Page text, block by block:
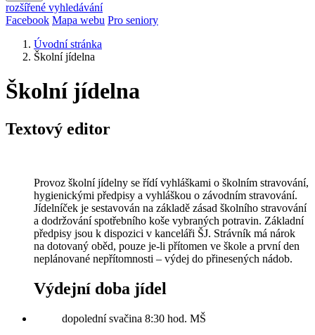
rozšířené vyhledávání
Facebook Mapa webu Pro seniory
Úvodní stránka
Školní jídelna
Školní jídelna
Textový editor
Provoz školní jídelny se řídí vyhláškami o školním stravování,
hygienickými předpisy a vyhláškou o závodním stravování.
Jídelníček je sestavován na základě zásad školního stravování
a dodržování spotřebního koše vybraných potravin. Základní
předpisy jsou k dispozici v kanceláři ŠJ. Strávník má nárok
na dotovaný oběd, pouze je-li přítomen ve škole a první den
neplánované nepřítomnosti – výdej do přinesených nádob.
Výdejní doba jídel
dopolední svačina 8:30 hod. MŠ